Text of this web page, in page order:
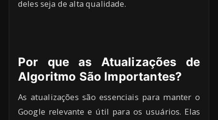
deles seja de alta qualidade.
Por que as Atualizações de
Algoritmo São Importantes?
As atualizações são essenciais para manter o
Google relevante e útil para os usuários. Elas